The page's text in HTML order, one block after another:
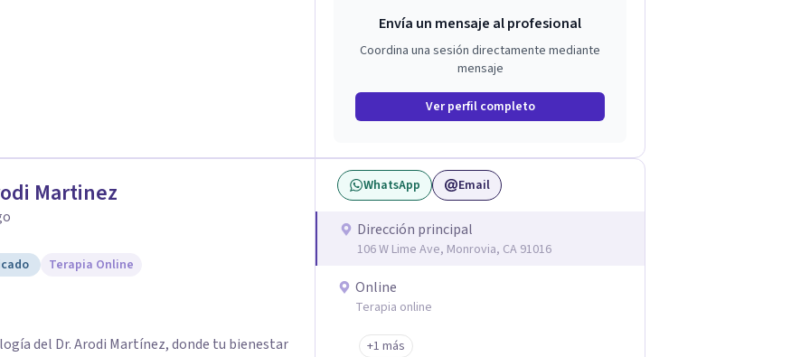
Envía un mensaje al profesional
Coordina una sesión directamente mediante
mensaje
Ver perfil completo
Martinez
Terapia Online
del Dr. Arodi Martínez, donde tu bienestar
WhatsApp Email
Dirección principal
106 W Lime Ave, Monrovia, CA 91016
Online
Terapia online
+1 más